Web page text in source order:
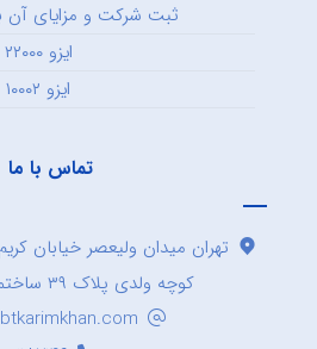
ثبت شرکت و مزایای آن
ایزو ۲۲۰۰۰
ایزو ۱۰۰۰۲
تماس با ما
تهران میدان ولیعصر خیابان
کوچه ولدی پلاک ۳۹ ساختمان کریم خان